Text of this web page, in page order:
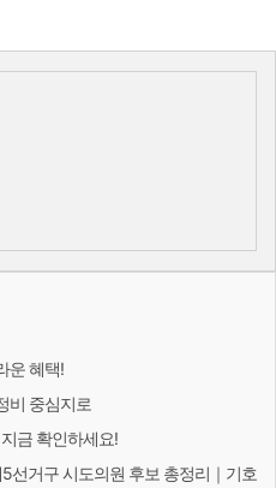
운 혜택!
비 중심지로
금 확인하세요!
선거구 시도의원 후보 총정리｜기호